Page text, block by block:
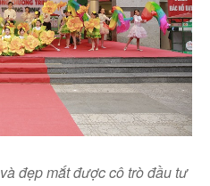
đẹp mắt được cô trò đầu tư